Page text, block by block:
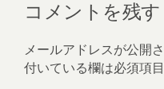
コメントを残す
メールアドレスが公開
付いている欄は必須項